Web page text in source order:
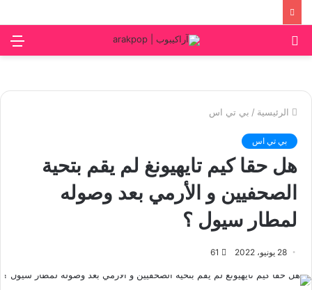
الرئيسية / بي تي اس
بي تي اس
هل حقا كيم تايهيونغ لم يقم بتحية
الصحفيين و الأرمي بعد وصوله
لمطار سيول ؟
28 يونيو، 2022 61